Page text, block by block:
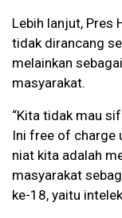
Lebih lanjut, Pres
tidak dirancang
melainkan
masyarakat.
“Kita tidak mau
Ini free of charge
niat kita adalah
masyarakat
ke-18, yaitu